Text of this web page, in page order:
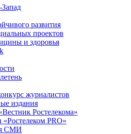
развития
проектов
и здоровья
журналистов
издания
Ростелекома»
PRO»
СМИ